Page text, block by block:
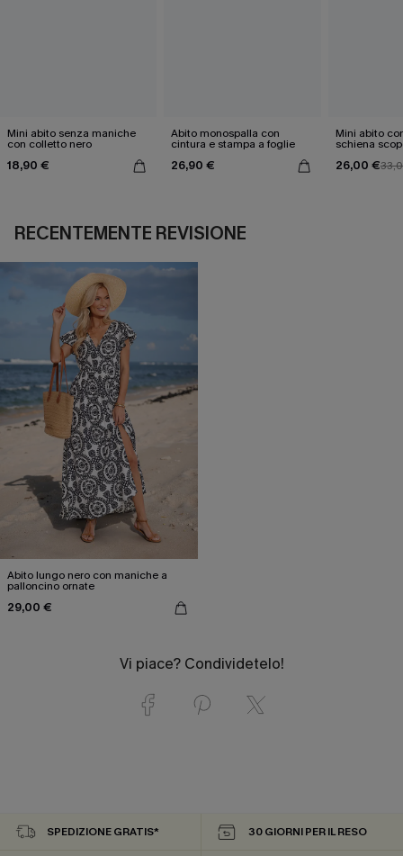
Mini abito senza maniche
con colletto nero
18,90 €
Abito monospalla con
cintura e stampa a foglie
26,90 €
Mini abito
schiena
26,00 €
RECENTEMENTE REVISIONE
Abito lungo nero con maniche a
palloncino ornate
29,00 €
Vi piace? Condividetelo!
SPEDIZIONE GRATIS* 30 GIORNI PER IL RESO